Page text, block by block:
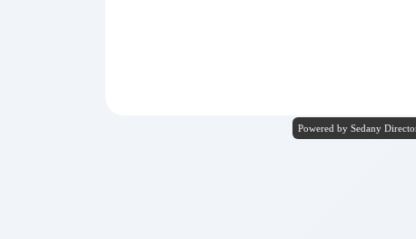
Powered by Sedany